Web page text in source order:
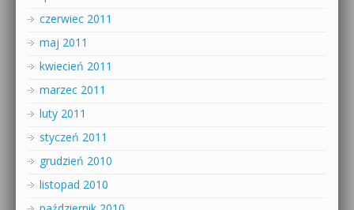
czerwiec 2011
maj 2011
kwiecień 2011
marzec 2011
luty 2011
styczeń 2011
grudzień 2010
listopad 2010